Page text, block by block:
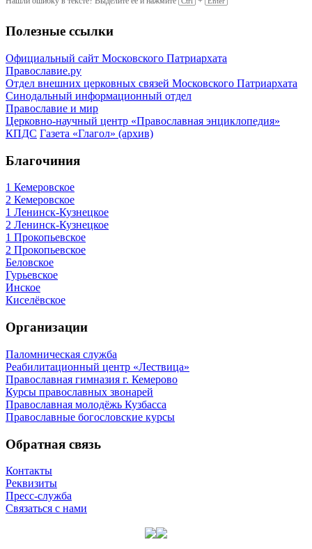
Полезные ссылки
Официальный сайт Московского Патриархата
Православие.ру
Отдел внешних церковных связей Московского Патриархата
Синодальный информационный отдел
Православие и мир
Церковно-научный центр «Православная энциклопедия»
КПДС Газета «Глагол» (архив)
Благочиния
1 Кемеровское
2 Кемеровское
1 Ленинск-Кузнецкое
2 Ленинск-Кузнецкое
1 Прокопьевское
2 Прокопьевское
Беловское
Гурьевское
Инское
Киселёвское
Организации
Паломническая служба
Реабилитационный центр «Лествица»
Православная гимназия г. Кемерово
Курсы православных звонарей
Православная молодёжь Кузбасса
Православные богословские курсы
Обратная связь
Контакты
Реквизиты
Пресс-служба
Связаться с нами